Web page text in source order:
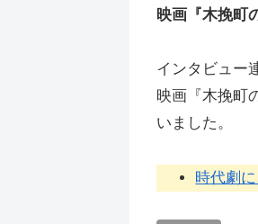
映画『木挽町
インタビュー
映画『木挽町
いました。
時代劇